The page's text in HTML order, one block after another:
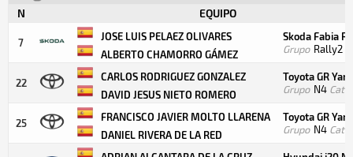
N EQUIPO
7
JOSE LUIS PELAEZ OLIVARES
ALBERTO CHAMORRO GÁMEZ
Skoda Fabia
Grupo Rally2
22
CARLOS RODRIGUEZ GONZALEZ
DAVID JESUS NIETO ROMERO
Toyota GR
Grupo N4
25
FRANCISCO JAVIER MOLTO LLARENA
DANIEL RIVERA DE LA RED
Toyota GR
Grupo N4